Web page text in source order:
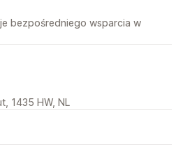
bezpośredniego wsparcia w
1435 HW, NL